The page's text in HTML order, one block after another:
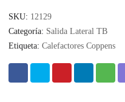
SKU: 12129
Categoría: Salida Lateral TB
Etiqueta: Calefactores Coppens